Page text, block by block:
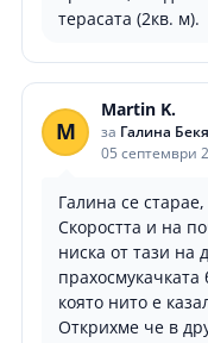
терасата (2кв. м).
M
Martin K.
за Галина
05 септември
Галина се
Скоростта и на
ниска от тази
която нито е
Открихме че в